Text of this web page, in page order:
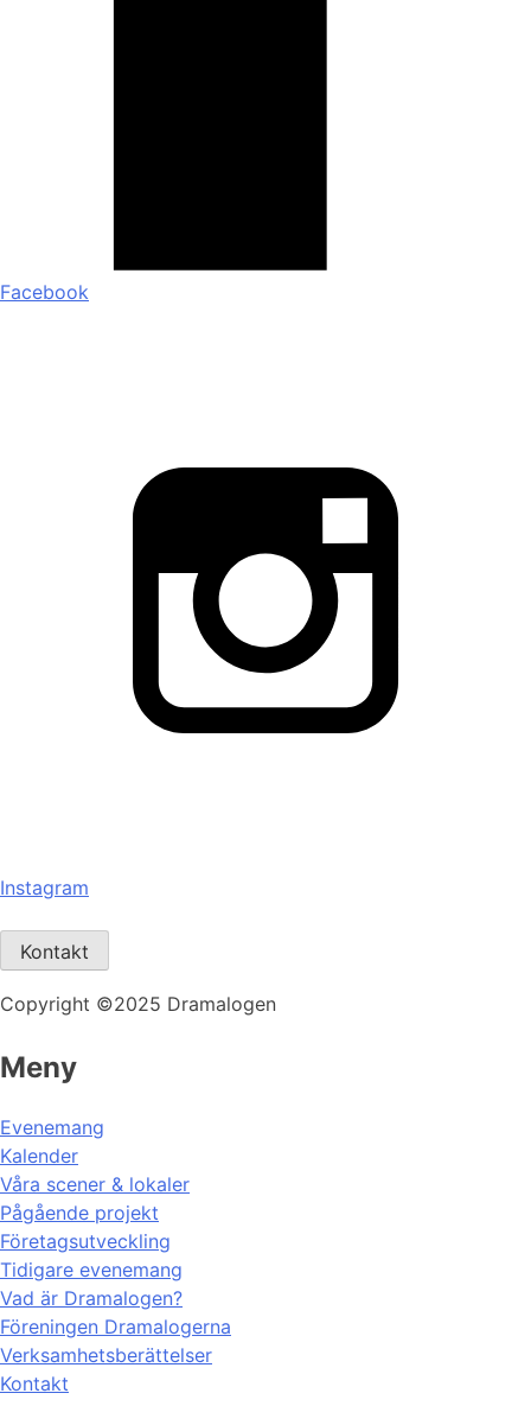
Facebook
Instagram
Kontakt
Copyright ©2025 Dramalogen
Meny
Evenemang
Kalender
Våra scener & lokaler
Pågående projekt
Företagsutveckling
Tidigare evenemang
Vad är Dramalogen?
Föreningen Dramalogerna
Verksamhetsberättelser
Kontakt